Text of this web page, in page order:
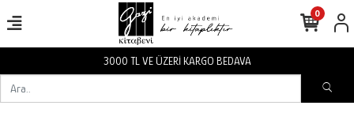
3000 TL VE ÜZERİ KARGO BEDAVA
0